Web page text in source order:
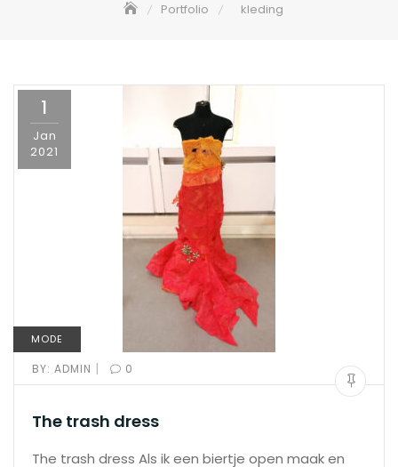
Portfolio kleding
1
Jan
2021
MODE
BY: ADMIN | 0
The trash dress
The trash dress Als ik een biertje open maak en